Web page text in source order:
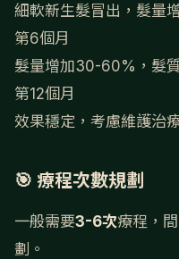
細軟新生髮冒出，髮量
第6個月
髮量增加30-60%，髮
第12個月
效果穩定，考慮維護治
🎯 療程次數規劃
一般需要3-6次療程，
劃。